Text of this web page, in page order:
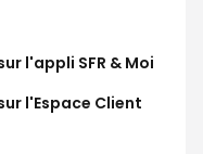
l'appli SFR & Moi
l'Espace Client